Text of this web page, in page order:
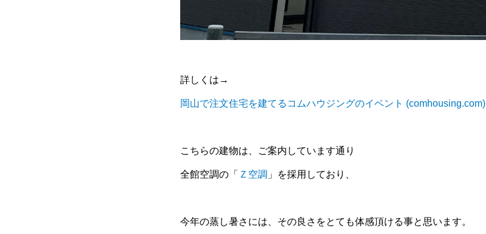
詳しくは→
岡山で注文住宅を建てるコムハウジングのイベント (comhousing.com)
こちらの建物は、ご案内しています通り
全館空調の「 Ｚ空調 」を採用しており、
今年の蒸し暑さには、その良さをとても体感頂ける事と思います。